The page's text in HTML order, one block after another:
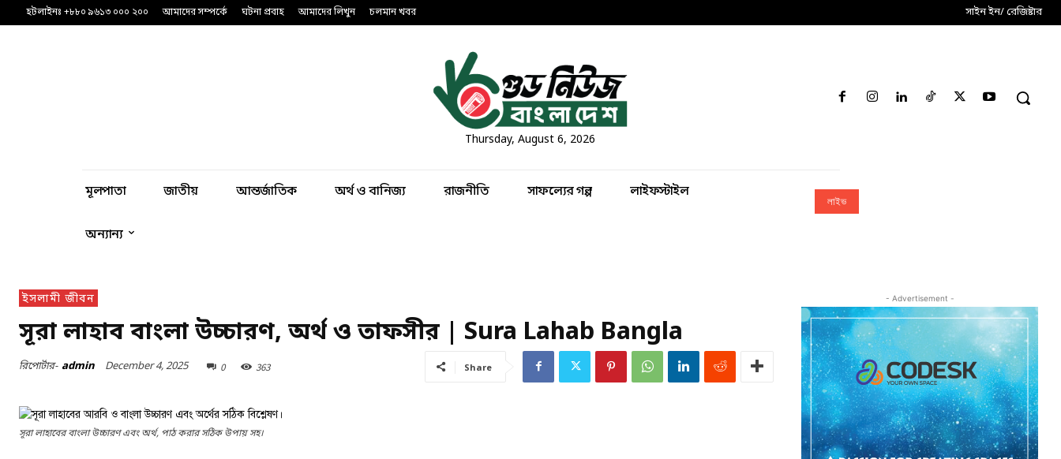
হটলাইনঃ +৮৮০ ৯৬১৩ ০০০ ২০০ আমাদের সম্পর্কে ঘটনা প্রবাহ আমাদের লিখুন চলমান খবর সাইন ইন/ রেজিষ্টার
Thursday, August 6, 2026
মূলপাতা জাতীয় আন্তর্জাতিক অর্থ ও বানিজ্য রাজনীতি সাফল্যের গল্প লাইফস্টাইল
অন্যান্য
লাইভ
ইসলামী জীবন
সূরা লাহাব বাংলা উচ্চারণ, অর্থ ও তাফসীর | Sura Lahab Bangla
রিপোর্টার- admin December 4, 2025 0 363 Share
সূরা লাহাবের বাংলা উচ্চারণ এবং অর্থ, পাঠ করার সঠিক উপায় সহ।
- Advertisement -